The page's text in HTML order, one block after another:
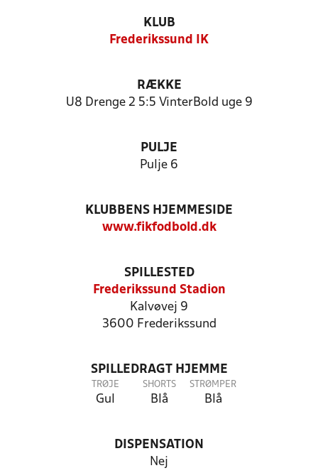
KLUB
Frederikssund IK
RÆKKE
U8 Drenge 2 5:5 VinterBold uge 9
PULJE
Pulje 6
KLUBBENS HJEMMESIDE
www.fikfodbold.dk
SPILLESTED
Frederikssund Stadion
Kalvøvej 9
3600 Frederikssund
SPILLEDRAGT HJEMME
TRØJE
Gul
SHORTS
Blå
STRØMPER
Blå
DISPENSATION
Nej